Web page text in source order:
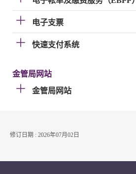
电子支票
快速支付系统
金管局网站
金管局网站
修订日期 : 2026年07月02日